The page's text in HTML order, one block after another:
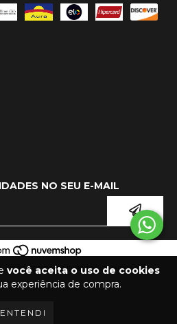
você aceita o uso de cookies
experiência de compra.
ENTENDI
NO SEU E-MAIL
2026. TODOS OS DIREITOS RESERVADOS.